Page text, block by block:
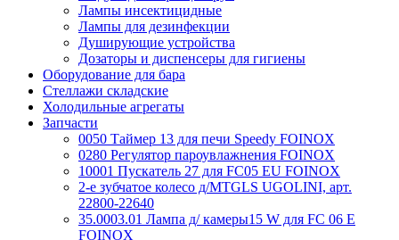
Лампы инсектицидные
Лампы для дезинфекции
Душирующие устройства
Дозаторы и диспенсеры для гигиены
Оборудование для бара
Стеллажи складские
Холодильные агрегаты
Запчасти
0050 Таймер 13 для печи Speedy FOINOX
0280 Регулятор пароувлажнения FOINOX
10001 Пускатель 27 для FC05 EU FOINOX
2-е зубчатое колесо д/MTGLS UGOLINI, арт.
22800-22640
35.0003.01 Лампа д/ камеры15 W для FC 06 E
FOINOX